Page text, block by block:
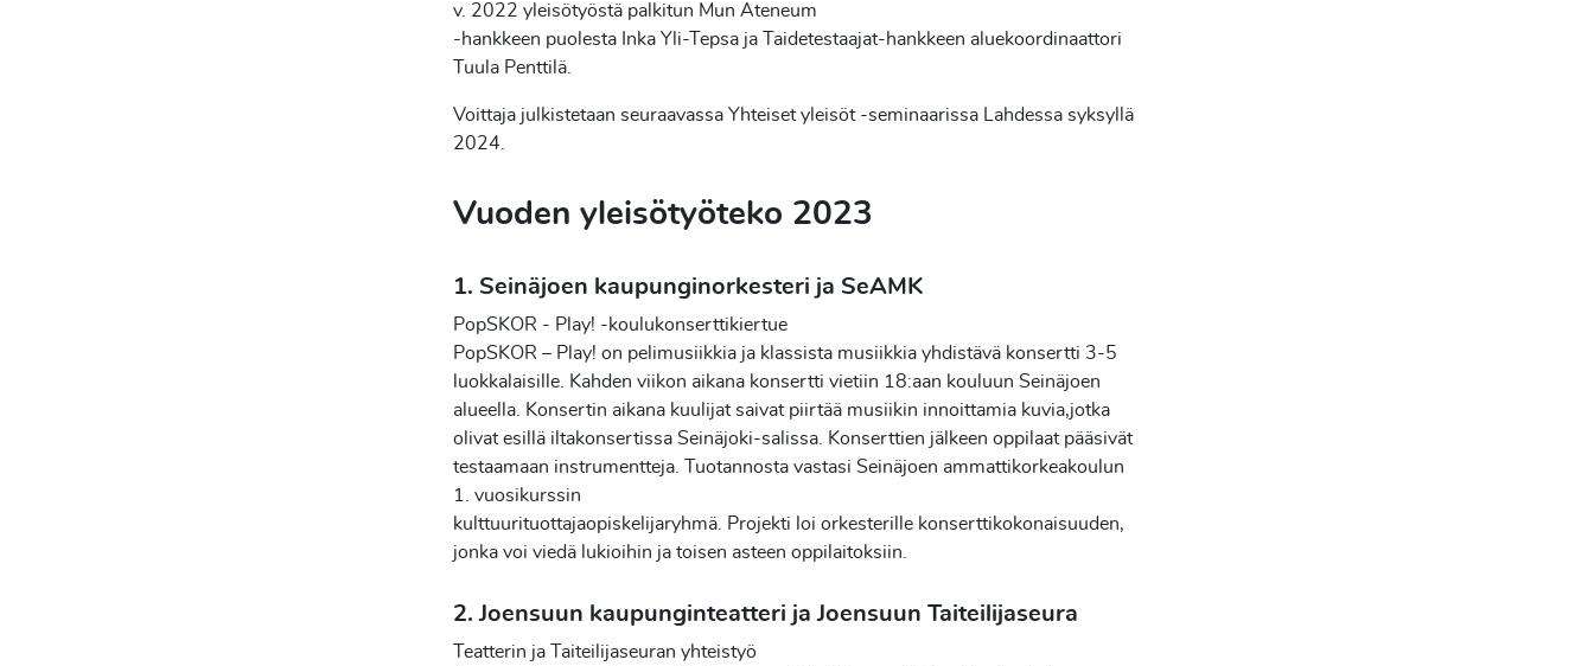
v. 2022 yleisötyöstä palkitun Mun Ateneum
-hankkeen puolesta Inka Yli-Tepsa ja Taidetestaajat-hankkeen aluekoordinaattori
Tuula Penttilä.
Voittaja julkistetaan seuraavassa Yhteiset yleisöt -seminaarissa Lahdessa syksyllä
2024.
Vuoden yleisötyöteko 2023
1. Seinäjoen kaupunginorkesteri ja SeAMK
PopSKOR - Play! -koulukonserttikiertue
PopSKOR – Play! on pelimusiikkia ja klassista musiikkia yhdistävä konsertti 3-5
luokkalaisille. Kahden viikon aikana konsertti vietiin 18:aan kouluun Seinäjoen
alueella. Konsertin aikana kuulijat saivat piirtää musiikin innoittamia kuvia,jotka
olivat esillä iltakonsertissa Seinäjoki-salissa. Konserttien jälkeen oppilaat pääsivät
testaamaan instrumentteja. Tuotannosta vastasi Seinäjoen ammattikorkeakoulun
1. vuosikurssin
kulttuurituottajaopiskelijaryhmä. Projekti loi orkesterille konserttikokonaisuuden,
jonka voi viedä lukioihin ja toisen asteen oppilaitoksiin.
2. Joensuun kaupunginteatteri ja Joensuun Taiteilijaseura
Teatterin ja Taiteilijaseuran yhteistyö